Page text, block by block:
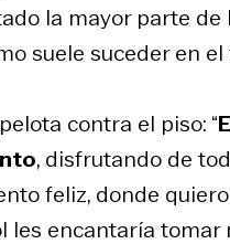
la mayor parte
suele suceder en el
contra el piso: “
, disfrutando de
feliz, donde
les encantaría